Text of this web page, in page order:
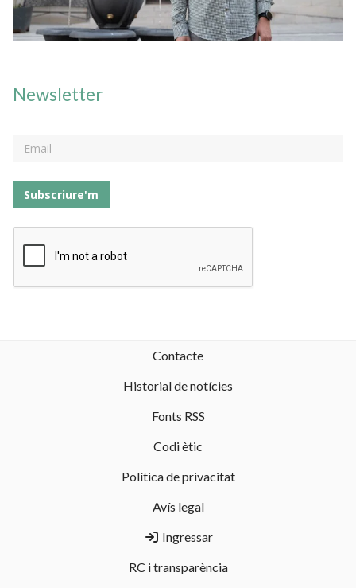
Newsletter
Subscriure'm
Contacte
Historial de notícies
Fonts RSS
Codi ètic
Política de privacitat
Avís legal
Ingressar
RC i transparència